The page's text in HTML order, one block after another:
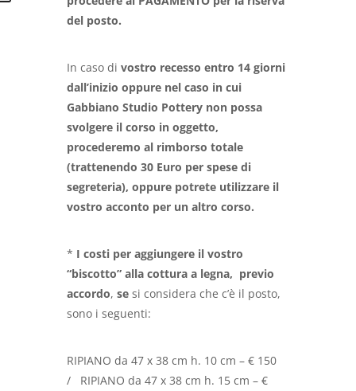
del posto.
In caso di vostro recesso entro 14 giorni
dall’inizio oppure nel caso in cui
Gabbiano Studio Pottery non possa
svolgere il corso in oggetto,
procederemo al rimborso totale
(trattenendo 30 Euro per spese di
segreteria), oppure potrete utilizzare il
vostro acconto per un altro corso.
* I costi per aggiungere il vostro
“biscotto” alla cottura a legna, previo
accordo, se si considera che c’è il posto,
sono i seguenti:
RIPIANO da 47 x 38 cm h. 10 cm – € 150
/
RIPIANO da 47 x 38 cm h. 15 cm – €